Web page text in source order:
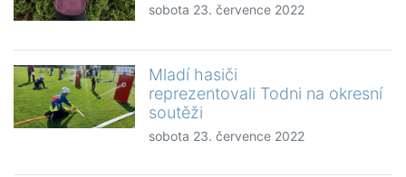
sobota 23. července 2022
Mladí hasiči
reprezentovali Todni na okresní
soutěži
sobota 23. července 2022